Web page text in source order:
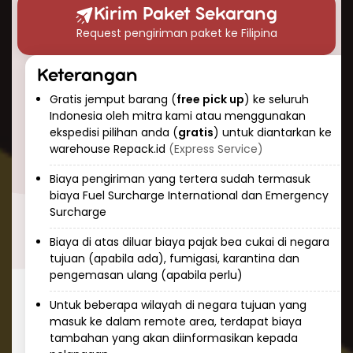
memberikan kenyamanan ekstra, terutama
bagi pelanggan yang memiliki jadwal padat
3. Estimasi Waktu Pengiriman yang Cepat
Waktu pengiriman paket ke Filipina melalui jalur
udara hanya membutuhkan waktu 3-7 hari
saja. Waktu ini sudah termasuk proses
pengelolaan di pihak kami, penjemputan,
pengemasan ulang (jika diperlukan), dan
pengiriman hingga ke alamat tujuan. Untuk
layanan yang tidak terburu-buru, pengiriman
via laut juga dapat menjadi pilihan yang lebih
ekonomis, meskipun membutuhkan waktu
lebih lama yaitu sekitar 14-21 hari.
4. Cakupan Luas untuk Semua Jenis
Barang
Kirim Paket Sekarang
Request pengiriman paket ke Filipina
Keterangan
Gratis jemput barang (free pick up) ke seluruh
Indonesia oleh mitra kami atau menggunakan
ekspedisi pilihan anda (gratis) untuk diantarkan ke
warehouse Repack.id (Express Service)
Biaya pengiriman yang tertera sudah termasuk
biaya Fuel Surcharge International dan Emergency
Surcharge
Biaya di atas diluar biaya pajak bea cukai di negara
tujuan (apabila ada), fumigasi, karantina dan
pengemasan ulang (apabila perlu)
Untuk beberapa wilayah di negara tujuan yang
masuk ke dalam remote area, terdapat biaya
tambahan yang akan diinformasikan kepada